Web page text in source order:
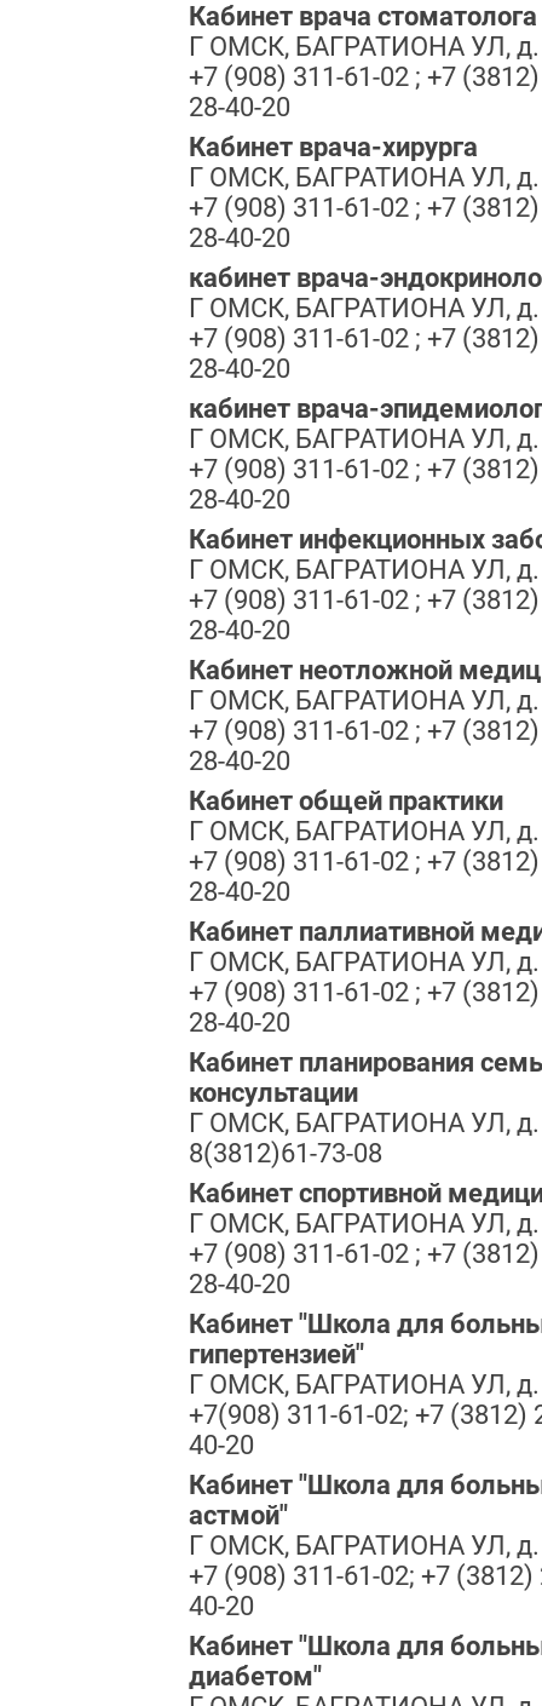
Кабинет врача стоматолога
Г ОМСК, БАГРАТИОНА УЛ, д.
+7 (908) 311-61-02 ; +7
28-40-20
Кабинет врача-хирурга
Г ОМСК, БАГРАТИОНА УЛ, д.
+7 (908) 311-61-02 ; +7
28-40-20
кабинет врача-
Г ОМСК, БАГРАТИОНА УЛ, д.
+7 (908) 311-61-02 ; +7
28-40-20
кабинет врача-
Г ОМСК, БАГРАТИОНА УЛ, д.
+7 (908) 311-61-02 ; +7
28-40-20
Кабинет инфекционных
Г ОМСК, БАГРАТИОНА УЛ, д.
+7 (908) 311-61-02 ; +7
28-40-20
Кабинет неотложной
Г ОМСК, БАГРАТИОНА УЛ, д.
+7 (908) 311-61-02 ; +7
28-40-20
Кабинет общей практики
Г ОМСК, БАГРАТИОНА УЛ, д.
+7 (908) 311-61-02 ; +7
28-40-20
Кабинет паллиативной
Г ОМСК, БАГРАТИОНА УЛ, д.
+7 (908) 311-61-02 ; +7
28-40-20
Кабинет планирования
консультации
Г ОМСК, БАГРАТИОНА УЛ, д.
8(3812)61-73-08
Кабинет спортивной
Г ОМСК, БАГРАТИОНА УЛ, д.
+7 (908) 311-61-02 ; +7
28-40-20
Кабинет "Школа для
гипертензией"
Г ОМСК, БАГРАТИОНА УЛ, д.
+7(908) 311-61-02; +7 (3812)
40-20
Кабинет "Школа для
астмой"
Г ОМСК, БАГРАТИОНА УЛ, д.
+7 (908) 311-61-02; +7
40-20
Кабинет "Школа для
диабетом"